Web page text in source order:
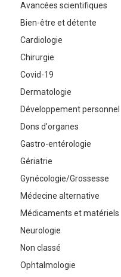
Avancées scientifiques
Bien-être et détente
Cardiologie
Chirurgie
Covid-19
Dermatologie
Développement personnel
Dons d'organes
Gastro-entérologie
Gériatrie
Gynécologie/Grossesse
Médecine alternative
Médicaments et matériels
Neurologie
Non classé
Ophtalmologie